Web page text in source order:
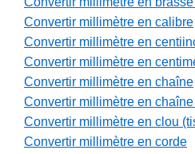
Convertir millimètre en calibre
Convertir millimètre en
Convertir millimètre en
Convertir millimètre en chaîne
Convertir millimètre en
Convertir millimètre en clou
Convertir millimètre en corde